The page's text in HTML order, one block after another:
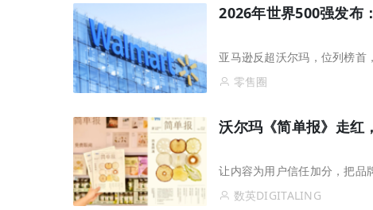
2026年世界500强发布
亚马逊反超沃尔玛，位列榜首
零售圈
沃尔玛《简单报》走红
让内容为用户信任加分，把品
数英DIGITALING